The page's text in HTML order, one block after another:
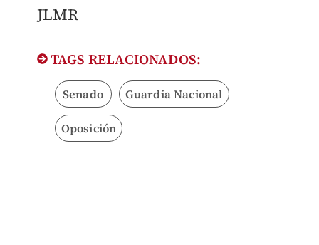
JLMR
TAGS RELACIONADOS:
Senado Guardia Nacional
Oposición